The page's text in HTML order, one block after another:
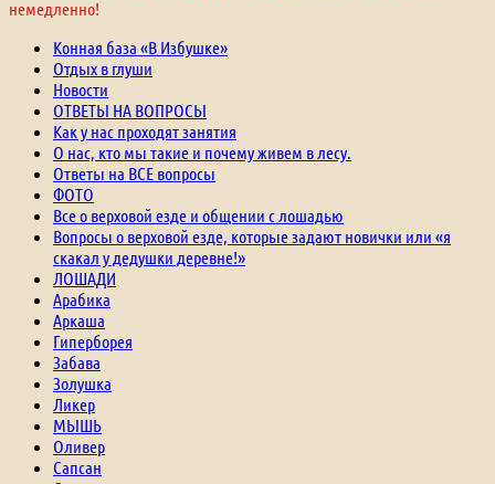
немедленно!
Конная база «В Избушке»
Отдых в глуши
Новости
ОТВЕТЫ НА ВОПРОСЫ
Как у нас проходят занятия
О нас, кто мы такие и почему живем в лесу.
Ответы на ВСЕ вопросы
ФОТО
Все о верховой езде и общении с лошадью
Вопросы о верховой езде, которые задают новички или «я
скакал у дедушки деревне!»
ЛОШАДИ
Арабика
Аркаша
Гиперборея
Забава
Золушка
Ликер
МЫШЬ
Оливер
Сапсан